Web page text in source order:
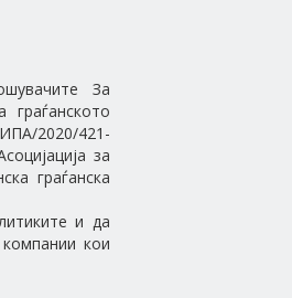
За
2020/421-
за
граѓанска
и да
кои